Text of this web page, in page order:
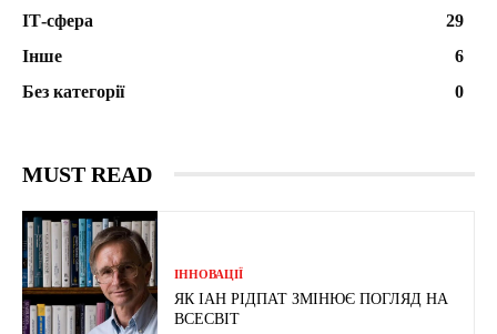
ІТ-сфера
29
Інше
6
Без категорії
0
MUST READ
ІННОВАЦІЇ
ЯК ІАН РІДПАТ ЗМІНЮЄ ПОГЛЯД НА
ВСЕСВІТ